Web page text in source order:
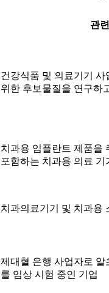
관
건강식품 및 의료기기
위한 후보물질을 연구하
치과용 임플란트 제품을
포함하는 치과용 의료 기
치과의료기기 및 치과용
제대혈 은행 사업자로 알
를 임상 시험 중인 기업